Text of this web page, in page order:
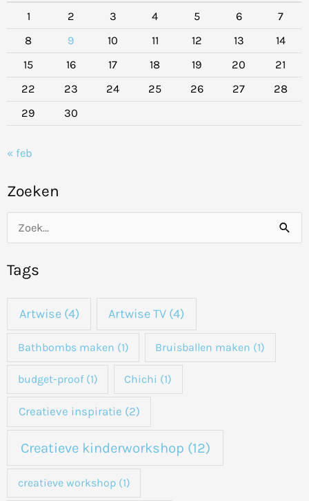
1 2 3 4 5 6
7
8
9 10 11 12 13
14
15
16 17 18 19 20
21
22
23 24 25 26 27
28
29
30
« feb
Zoeken
e
k
a
Tags
Artwise(4) Artwise TV (4)
Bathbombs maken (1) Bruisballen maken (1)
budget-proof(1) Chichi (1)
Creatieve inspiratie (2)
Creatieve kinderworkshop (12)
creatieve workshop(1)